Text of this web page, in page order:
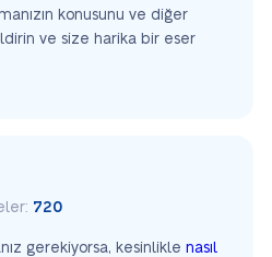
konusunu ve diğer
ve size harika bir eser
720
gerekiyorsa, kesinlikle nasıl